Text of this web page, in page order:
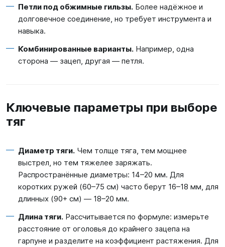
Петли под обжимные гильзы. Более надёжное и
долговечное соединение, но требует инструмента и
навыка.
Комбинированные варианты. Например, одна
сторона — зацеп, другая — петля.
Ключевые параметры при выборе
тяг
Диаметр тяги. Чем толще тяга, тем мощнее
выстрел, но тем тяжелее заряжать.
Распространённые диаметры: 14–20 мм. Для
коротких ружей (60–75 см) часто берут 16–18 мм, для
длинных (90+ см) — 18–20 мм.
Длина тяги. Рассчитывается по формуле: измерьте
расстояние от оголовья до крайнего зацепа на
гарпуне и разделите на коэффициент растяжения. Для